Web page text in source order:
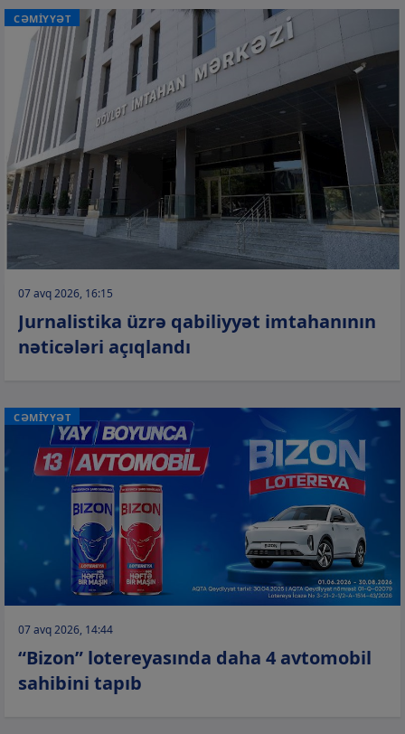
CƏMİYYƏT
07 avq 2026, 16:15
Jurnalistika üzrə qabiliyyət imtahanının
nəticələri açıqlandı
CƏMİYYƏT
07 avq 2026, 14:44
“Bizon” lotereyasında daha 4 avtomobil
sahibini tapıb